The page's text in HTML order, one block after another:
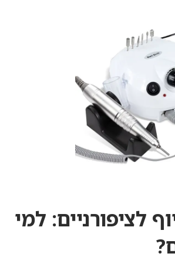
לציפורניים: למי